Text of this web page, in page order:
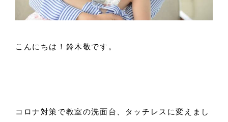
こんにちは！鈴木敬です。
コロナ対策で教室の洗面台、タッチレスに変えまし